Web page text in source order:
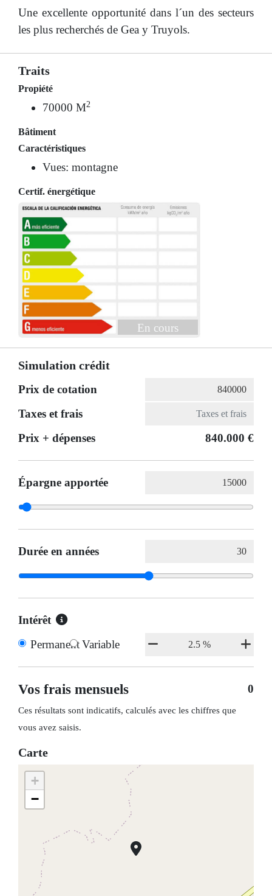
Une excellente opportunité dans l´un des secteurs
les plus recherchés de Gea y Truyols.
Traits
Propiété
70000 M2
Bâtiment
Caractéristiques
Vues: montagne
Certif. énergétique
En cours
Simulation crédit
Prix de cotation
Taxes et frais
Prix ​​+ dépenses
840.000 €
Épargne apportée
Durée en années
Intérêt
PermanentVariable
Vos frais mensuels 0
Ces résultats sont indicatifs, calculés avec les chiffres que
vous avez saisis.
Carte
+
−